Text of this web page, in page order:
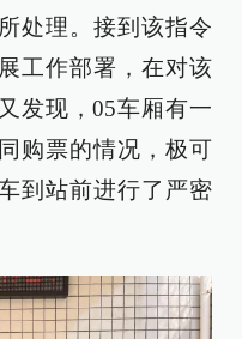
处理。接到该指令
工作部署，在对该
发现，05车厢有一
购票的情况，极可
到站前进行了严密